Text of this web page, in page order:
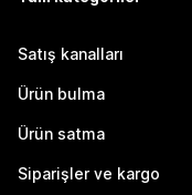
Satış kanalları
Ürün bulma
Ürün satma
Siparişler ve kargo